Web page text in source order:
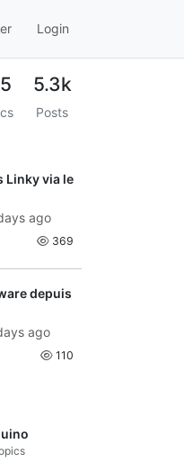
Login
5.3k
Posts
Linky via le
ago
369
depuis
ago
110